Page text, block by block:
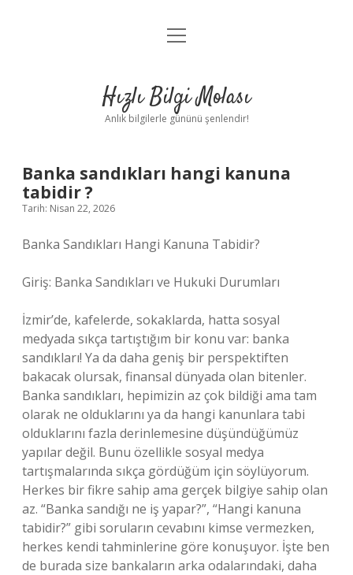
Anasayfa
Yasal Uyarı
menüyü
Hızlı Bilgi Molası
Anlık bilgilerle gününü şenlendir!
Banka sandıkları hangi kanuna
tabidir ?
Tarih: Nisan 22, 2026
Banka Sandıkları Hangi Kanuna Tabidir?
Giriş: Banka Sandıkları ve Hukuki Durumları
İzmir’de, kafelerde, sokaklarda, hatta sosyal
medyada sıkça tartıştığım bir konu var: banka
sandıkları! Ya da daha geniş bir perspektiften
bakacak olursak, finansal dünyada olan bitenler.
Banka sandıkları, hepimizin az çok bildiği ama tam
olarak ne olduklarını ya da hangi kanunlara tabi
olduklarını fazla derinlemesine düşündüğümüz
yapılar değil. Bunu özellikle sosyal medya
tartışmalarında sıkça gördüğüm için söylüyorum.
Herkes bir fikre sahip ama gerçek bilgiye sahip olan
az. “Banka sandığı ne iş yapar?”, “Hangi kanuna
tabidir?” gibi soruların cevabını kimse vermezken,
herkes kendi tahminlerine göre konuşuyor. İşte ben
de burada size bankaların arka odalarındaki, daha